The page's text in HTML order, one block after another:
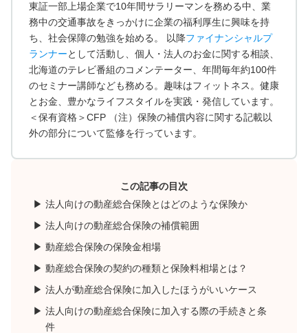
東証一部上場企業で10年間サラリーマンを務める中、業
務中の交通事故をきっかけに企業の福利厚生に興味を持
ち、社会保障の勉強を始める。 以降ファイナンシャルプ
ランナーとして活動し、個人・法人のお金に関する相談、
北海道のテレビ番組のコメンテーター、年間毎年約100件
のセミナー講師なども務める。趣味はフィットネス。健康
とお金、豊かなライフスタイルを実践・発信しています。
＜保有資格＞CFP （注）保険の補償内容に関する記載以
外の部分について監修を行っています。
この記事の目次
法人向けの動産総合保険とはどのような保険か
法人向けの動産総合保険の補償範囲
動産総合保険の保険金相場
動産総合保険の契約の種類と保険料相場とは？
法人が動産総合保険に加入したほうがいいケース
法人向けの動産総合保険に加入する際の手続きと条
件